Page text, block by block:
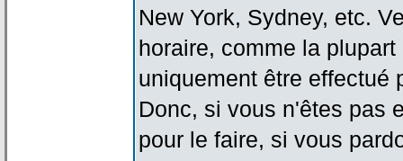
New York, Sydney, etc.
horaire, comme la
uniquement être effectué
Donc, si vous n'êtes pas
pour le faire, si vous